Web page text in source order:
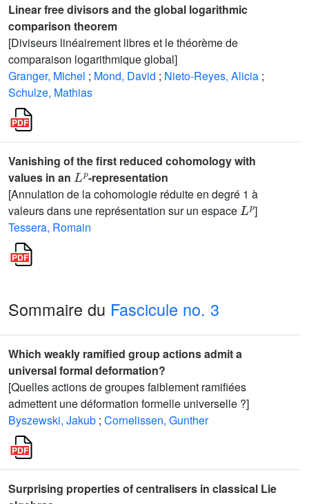
Linear free divisors and the global logarithmic
comparison theorem
[Diviseurs linéairement libres et le théorème de
comparaison logarithmique global]
Granger, Michel ; Mond, David ; Nieto-Reyes, Alicia ;
Schulze, Mathias
Vanishing of the first reduced cohomology with
values in an
Lp
-representation
[Annulation de la cohomologie réduite en degré 1 à
valeurs dans une représentation sur un espace
L p
]
Tessera, Romain
Sommaire du Fascicule no. 3
Which weakly ramified group actions admit a
universal formal deformation?
[Quelles actions de groupes faiblement ramifiées
admettent une déformation formelle universelle ?]
Byszewski, Jakub ; Cornelissen, Gunther
Surprising properties of centralisers in classical Lie